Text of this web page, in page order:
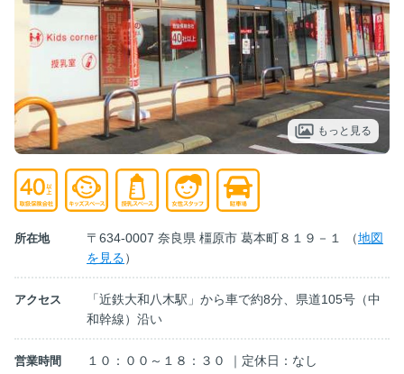
もっと見る
所在地 〒634-0007 奈良県 橿原市 葛本町８１９－１ （地図
を見る）
アクセス
「近鉄大和八木駅」から車で約8分、県道105号（中
和幹線）沿い
営業時間 １０：００～１８：３０ ｜定休日：なし